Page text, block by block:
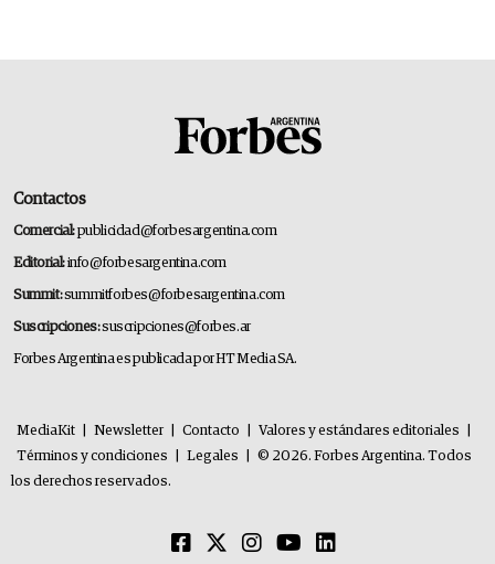
Contactos
Comercial:publicidad@forbesargentina.com
Editorial:info@forbesargentina.com
Summit:summitforbes@forbesargentina.com
Suscripciones:suscripciones@forbes.ar
Forbes Argentina es publicada por HT Media SA.
MediaKit Newsletter Contacto Valores y estándares editoriales
Términos y condiciones
Legales
© 2026. Forbes Argentina. Todos
los derechos reservados.